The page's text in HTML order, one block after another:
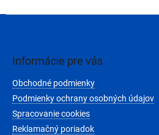
Informácie pre vás
Obchodné podmienky
Podmienky ochrany osobných údajov
Spracovanie cookies
Reklamačný poriadok